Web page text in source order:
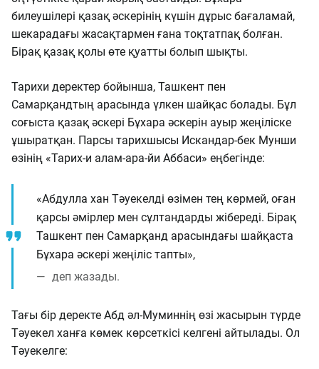
билеушілері қазақ әскерінің күшін дұрыс бағаламай,
шекарадағы жасақтармен ғана тоқтатпақ болған.
Бірақ қазақ қолы өте қуатты болып шықты.
Тарихи деректер бойынша, Ташкент пен
Самарқандтың арасында үлкен шайқас болады. Бұл
соғыста қазақ әскері Бұхара әскерін ауыр жеңіліске
ұшыратқан. Парсы тарихшысы Искандар-бек Мунши
өзінің «Тарих-и алам-ара-йи Аббаси» еңбегінде:
«Абдулла хан Тәуекелді өзімен тең көрмей, оған
қарсы әмірлер мен сұлтандарды жібереді. Бірақ
Ташкент пен Самарқанд арасындағы шайқаста
Бұхара әскері жеңіліс тапты»,
деп жазады.
Тағы бір деректе Абд әл-Муминнің өзі жасырын түрде
Тәуекел ханға көмек көрсеткісі келгені айтылады. Ол
Тәуекелге: